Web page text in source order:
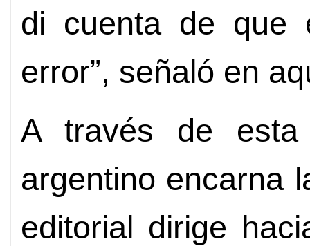
di cuenta de que
error”, señaló en
A través de esta
argentino encarna
editorial dirige